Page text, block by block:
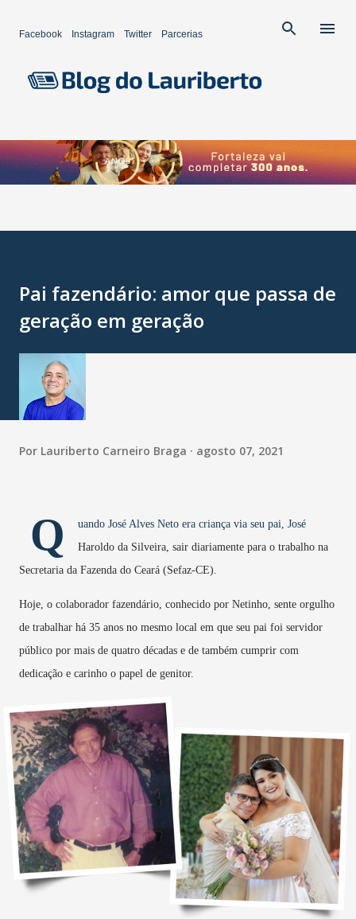
Facebook Instagram Twitter Parcerias
Pai fazendário: amor que passa de
geração em geração
Por Lauriberto Carneiro Braga agosto 07, 2021
Q
uando José Alves Neto era criança via seu pai, José
Haroldo da Silveira, sair diariamente para o trabalho na
Secretaria da Fazenda do Ceará (Sefaz-CE).
Hoje, o colaborador fazendário, conhecido por Netinho, sente orgulho
de trabalhar há 35 anos no mesmo local em que seu pai foi servidor
público por mais de quatro décadas e de também cumprir com
dedicação e carinho o papel de genitor.